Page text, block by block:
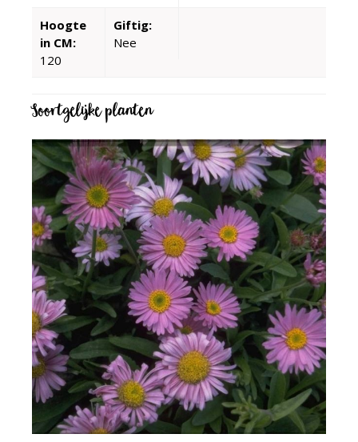
Hoogte
in CM:
120
Giftig:
Nee
Soortgelijke planten